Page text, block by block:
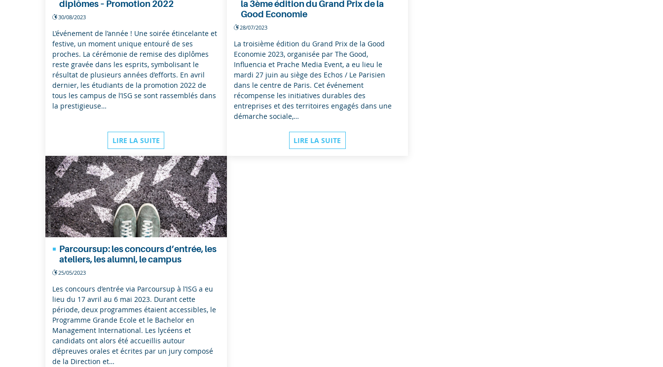
diplômes – Promotion 2022
30/08/2023
L’événement de l’année ! Une soirée étincelante et
festive, un moment unique entouré de ses
proches. La cérémonie de remise des diplômes
reste gravée dans les esprits, symbolisant le
résultat de plusieurs années d’efforts. En avril
dernier, les étudiants de la promotion 2022 de
tous les campus de l’ISG se sont rassemblés dans
la prestigieuse…
LIRE LA SUITE
la 3ème édition du Grand Prix de la
Good Economie
28/07/2023
La troisième édition du Grand Prix de la Good
Economie 2023, organisée par The Good,
Influencia et Prache Media Event, a eu lieu le
mardi 27 juin au siège des Echos / Le Parisien
dans le centre de Paris. Cet événement
récompense les initiatives durables des
entreprises et des territoires engagés dans une
démarche sociale,…
LIRE LA SUITE
Parcoursup: les concours d’entrée, les
ateliers, les alumni, le campus
25/05/2023
Les concours d’entrée via Parcoursup à l’ISG a eu
lieu du 17 avril au 6 mai 2023. Durant cette
période, deux programmes étaient accessibles, le
Programme Grande Ecole et le Bachelor en
Management International. Les lycéens et
candidats ont alors été accueillis autour
d’épreuves orales et écrites par un jury composé
de la Direction et…